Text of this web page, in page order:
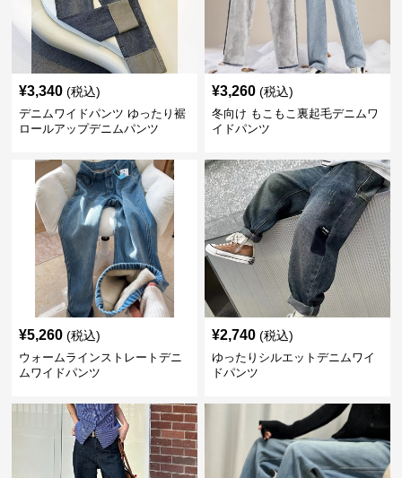
¥3,340 (税込)
デニムワイドパンツ ゆったり裾
ロールアップデニムパンツ
¥3,260 (税込)
冬向け もこもこ裏起毛デニムワ
イドパンツ
¥5,260 (税込)
ウォームラインストレートデニ
ムワイドパンツ
¥2,740 (税込)
ゆったりシルエットデニムワイ
ドパンツ